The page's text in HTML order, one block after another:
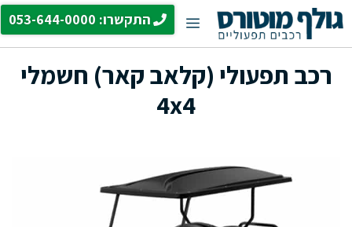
לדלג
תפריט התקשרו: 053-644-0000
רכב תפעולי (קלאב קאר) חשמלי
4x4